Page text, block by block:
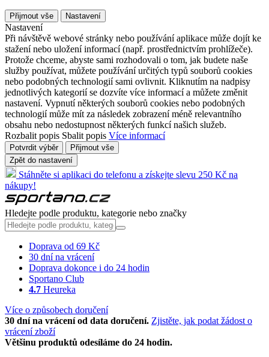
Přijmout vše Nastavení
Nastavení
Při návštěvě webové stránky nebo používání aplikace může dojít ke
stažení nebo uložení informací (např. prostřednictvím prohlížeče).
Protože chceme, abyste sami rozhodovali o tom, jak budete naše
služby používat, můžete používání určitých typů souborů cookies
nebo podobných technologií sami ovlivnit. Kliknutím na nadpisy
jednotlivých kategorií se dozvíte více informací a můžete změnit
nastavení. Vypnutí některých souborů cookies nebo podobných
technologií může mít za následek zobrazení méně relevantního
obsahu nebo nedostupnost některých funkcí našich služeb.
Rozbalit popis Sbalit popis Více informací
Potvrdit výběr
Přijmout vše
Zpět do nastavení
Stáhněte si aplikaci do telefonu a získejte slevu 250 Kč na
nákupy!
Hledejte podle produktu, kategorie nebo značky
Doprava od 69 Kč
30 dní na vrácení
Doprava dokonce i do 24 hodin
Sportano Club
4.7 Heureka
Více o způsobech doručení
30 dní na vrácení od data doručení. Zjistěte, jak podat žádost o
vrácení zboží
Většinu produktů odesíláme do 24 hodin.